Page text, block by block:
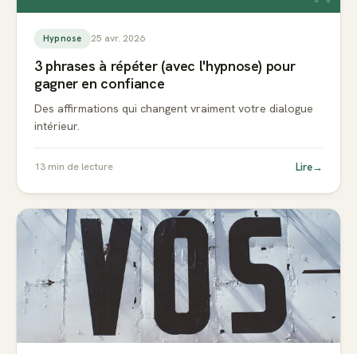
Hypnose 25 avr. 2026
3 phrases à répéter (avec l'hypnose) pour
gagner en confiance
Des affirmations qui changent vraiment votre dialogue
intérieur.
13 min de lecture Lire→